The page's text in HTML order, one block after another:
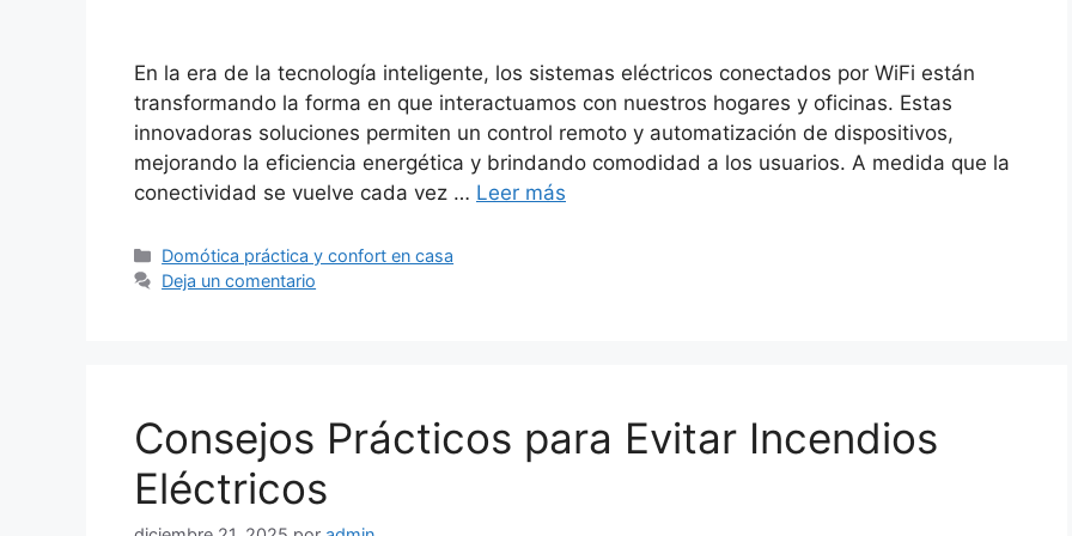
En la era de la tecnología inteligente, los sistemas eléctricos conectados por WiFi están
transformando la forma en que interactuamos con nuestros hogares y oficinas. Estas
innovadoras soluciones permiten un control remoto y automatización de dispositivos,
mejorando la eficiencia energética y brindando comodidad a los usuarios. A medida que la
conectividad se vuelve cada vez … Leer más
Categorías
Domótica práctica y confort en casa
Deja un comentario
Consejos Prácticos para Evitar Incendios
Eléctricos